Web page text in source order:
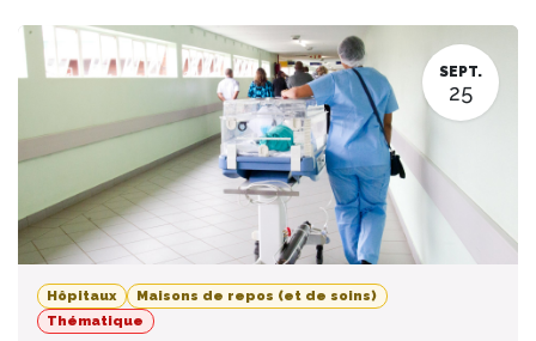
SEPT.
25
Hôpitaux
Maisons de repos (et de soins)
Thématique